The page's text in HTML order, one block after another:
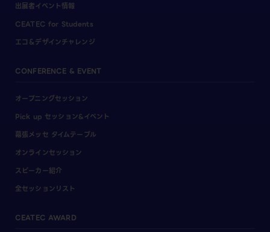
出展者イベント情報
CEATEC for Students
エコ＆デザインチャレンジ
CONFERENCE & EVENT
オープニングセッション
Pick up セッション&イベント
幕張メッセ タイムテーブル
オンラインセッション
スピーカー紹介
全セッションリスト
CEATEC AWARD